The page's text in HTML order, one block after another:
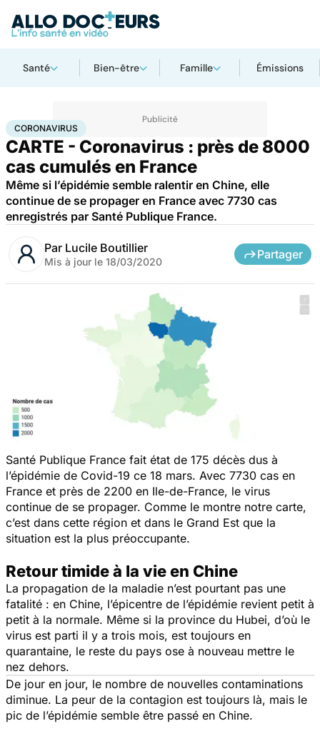
Santé Bien-être Famille Émissions
AccueilSantéMaladies Coronavirus
CORONAVIRUS
CARTE - Coronavirus : près de 8000
cas cumulés en France
Même si l’épidémie semble ralentir en Chine, elle
continue de se propager en France avec 7730 cas
enregistrés par Santé Publique France.
Par Lucile Boutillier
Mis à jour le 18/03/2020
Partager
Santé Publique France fait état de 175 décès dus à
l’épidémie de Covid-19 ce 18 mars. Avec 7730 cas en
France et près de 2200 en Ile-de-France, le virus
continue de se propager. Comme le montre notre carte,
c’est dans cette région et dans le Grand Est que la
situation est la plus préoccupante.
Retour timide à la vie en Chine
La propagation de la maladie n’est pourtant pas une
fatalité : en Chine, l’épicentre de l’épidémie revient petit à
petit à la normale. Même si la province du Hubei, d’où le
virus est parti il y a trois mois, est toujours en
quarantaine, le reste du pays ose à nouveau mettre le
nez dehors.
De jour en jour, le nombre de nouvelles contaminations
diminue. La peur de la contagion est toujours là, mais le
pic de l’épidémie semble être passé en Chine.